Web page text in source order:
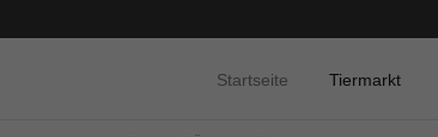
Startseite Tiermarkt